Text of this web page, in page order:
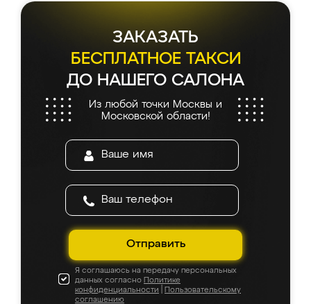
ЗАКАЗАТЬ
БЕСПЛАТНОЕ ТАКСИ
ДО НАШЕГО САЛОНА
Из любой точки Москвы и
Московской области!
Отправить
Я соглашаюсь на передачу персональных
данных согласно Политике
конфиденциальности
Пользовательскому
соглашению